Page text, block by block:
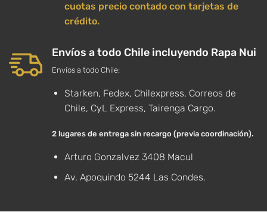
cuotas precio contado con tarjetas de
crédito.
Envíos a todo Chile incluyendo Rapa Nui
Envíos a todo Chile:
Starken, Fedex, Chilexpress, Correos de
Chile, CyL Express, Tairenga Cargo.
2 lugares de entrega sin recargo (previa coordinación).
Arturo Gonzalvez 3408 Macul
Av. Apoquindo 5244 Las Condes.